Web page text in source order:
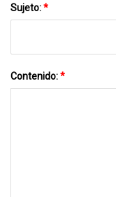
Sujeto:*
Contenido:*